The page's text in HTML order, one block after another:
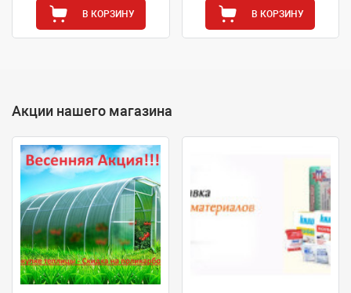
В КОРЗИНУ В КОРЗИНУ
Акции нашего магазина